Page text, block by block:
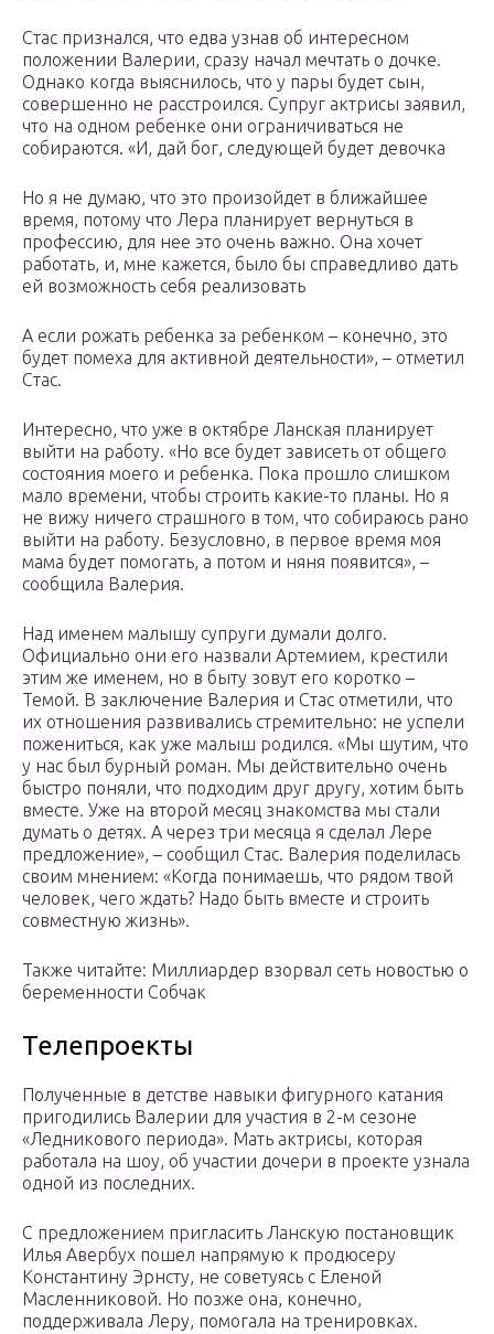
Стас признался, что едва узнав об интересном
положении Валерии, сразу начал мечтать о дочке.
Однако когда выяснилось, что у пары будет сын,
совершенно не расстроился. Супруг актрисы заявил,
что на одном ребенке они ограничиваться не
собираются. «И, дай бог, следующей будет девочка
Но я не думаю, что это произойдет в ближайшее
время, потому что Лера планирует вернуться в
профессию, для нее это очень важно. Она хочет
работать, и, мне кажется, было бы справедливо дать
ей возможность себя реализовать
А если рожать ребенка за ребенком – конечно, это
будет помеха для активной деятельности», – отметил
Стас.
Интересно, что уже в октябре Ланская планирует
выйти на работу. «Но все будет зависеть от общего
состояния моего и ребенка. Пока прошло слишком
мало времени, чтобы строить какие-то планы. Но я
не вижу ничего страшного в том, что собираюсь рано
выйти на работу. Безусловно, в первое время моя
мама будет помогать, а потом и няня появится», –
сообщила Валерия.
Над именем малышу супруги думали долго.
Официально они его назвали Артемием, крестили
этим же именем, но в быту зовут его коротко –
Темой. В заключение Валерия и Стас отметили, что
их отношения развивались стремительно: не успели
пожениться, как уже малыш родился. «Мы шутим, что
у нас был бурный роман. Мы действительно очень
быстро поняли, что подходим друг другу, хотим быть
вместе. Уже на второй месяц знакомства мы стали
думать о детях. А через три месяца я сделал Лере
предложение», – сообщил Стас. Валерия поделилась
своим мнением: «Когда понимаешь, что рядом твой
человек, чего ждать? Надо быть вместе и строить
совместную жизнь».
Также читайте: Миллиардер взорвал сеть новостью о
беременности Собчак
Телепроекты
Полученные в детстве навыки фигурного катания
пригодились Валерии для участия в 2-м сезоне
«Ледникового периода». Мать актрисы, которая
работала на шоу, об участии дочери в проекте узнала
одной из последних.
С предложением пригласить Ланскую постановщик
Илья Авербух пошел напрямую к продюсеру
Константину Эрнсту, не советуясь с Еленой
Масленниковой. Но позже она, конечно,
поддерживала Леру, помогала на тренировках.